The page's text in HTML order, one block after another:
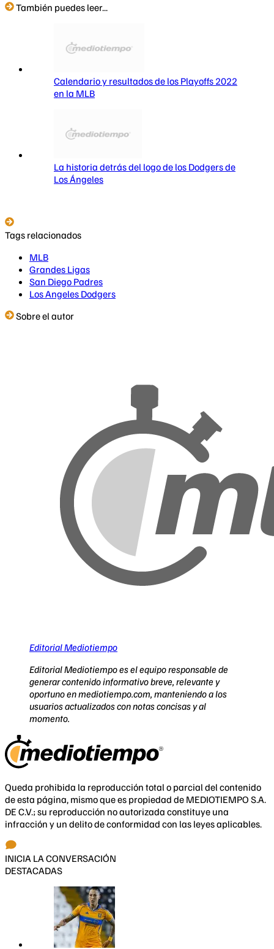
También puedes leer...
Calendario y resultados de los Playoffs 2022
en la MLB
La historia detrás del logo de los Dodgers de
Los Ángeles
Tags relacionados
MLB
Grandes Ligas
San Diego Padres
Los Angeles Dodgers
Sobre el autor
Editorial Mediotiempo
Editorial Mediotiempo es el equipo responsable de
generar contenido informativo breve, relevante y
oportuno en mediotiempo.com, manteniendo a los
usuarios actualizados con notas concisas y al
momento.
Queda prohibida la reproducción total o parcial del contenido
de esta página, mismo que es propiedad de MEDIOTIEMPO S.A.
DE C.V.; su reproducción no autorizada constituye una
infracción y un delito de conformidad con las leyes aplicables.
INICIA LA CONVERSACIÓN
DESTACADAS